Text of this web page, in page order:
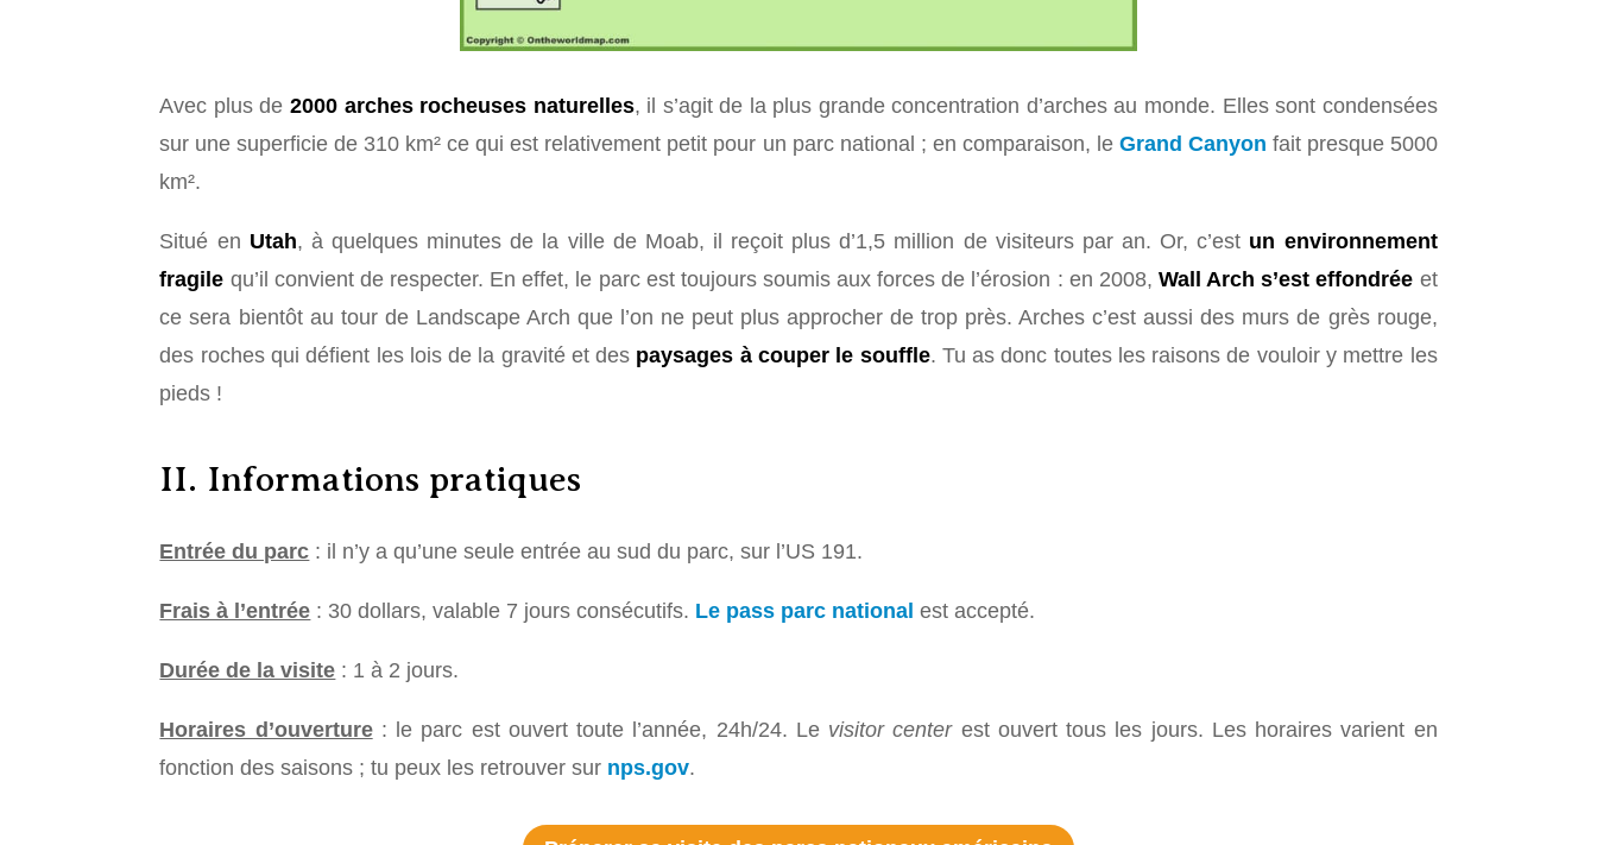
Avec plus de2000 arches rocheuses naturelles, il s’agit de la plus grande concentration d’arches au monde. Elles sont condensées
sur une superficie de 310 km² ce qui est relativement petit pour un parc national ; en comparaison, le Grand Canyon fait presque 5000
km².
Situé en Utah, à quelques minutes de la ville de Moab, il reçoit plus d’1,5 million de visiteurs par an. Or, c’est un environnement
fragile qu’il convient de respecter. En effet, le parc est toujours soumis aux forces de l’érosion : en 2008,Wall Arch s’est effondrée et
ce sera bientôt au tour de Landscape Arch que l’on ne peut plus approcher de trop près. Arches c’est aussi des murs de grès rouge,
des roches qui défient les lois de la gravité et des paysages à couper le souffle. Tu as donc toutes les raisons de vouloir y mettre les
pieds !
II. Informations pratiques
Entrée du parc : il n’y a qu’une seule entrée au sud du parc, sur l’US 191.
Frais à l’entrée : 30 dollars, valable 7 jours consécutifs. Le pass parc national est accepté.
Durée de la visite : 1 à 2 jours.
Horaires d’ouverture: le parc est ouvert toute l’année, 24h/24. Le visitor centerest ouvert tous les jours. Les horaires varient en
fonction des saisons ; tu peux les retrouver sur nps.gov.